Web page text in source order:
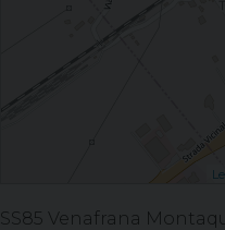
SS85 Venafrana